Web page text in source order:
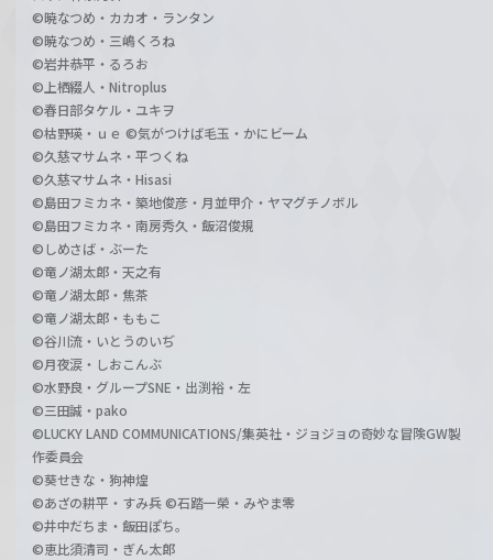
©暁なつめ・カカオ・ランタン
©暁なつめ・三嶋くろね
©岩井恭平・るろお
©上栖綴人・Nitroplus
©春日部タケル・ユキヲ
©枯野瑛・ｕｅ ©気がつけば毛玉・かにビーム
©久慈マサムネ・平つくね
©久慈マサムネ・Hisasi
©島田フミカネ・築地俊彦・月並甲介・ヤマグチノボル
©島田フミカネ・南房秀久・飯沼俊規
©しめさば・ぶーた
©竜ノ湖太郎・天之有
©竜ノ湖太郎・焦茶
©竜ノ湖太郎・ももこ
©谷川流・いとうのいぢ
©月夜涙・しおこんぶ
©水野良・グループSNE・出渕裕・左
©三田誠・pako
©LUCKY LAND COMMUNICATIONS/集英社・ジョジョの奇妙な冒険GW製
作委員会
©葵せきな・狗神煌
©あざの耕平・すみ兵 ©石踏一榮・みやま零
©井中だちま・飯田ぽち。
©恵比須清司・ぎん太郎